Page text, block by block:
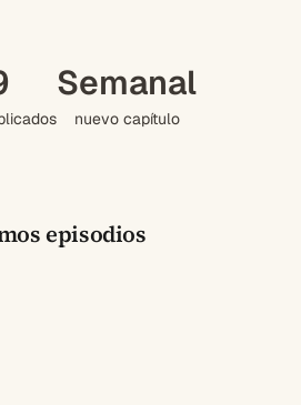
Semanal
nuevo capítulo
episodios